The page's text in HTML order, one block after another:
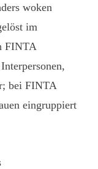
woken
im
FINTA
bei FINTA
eingruppiert